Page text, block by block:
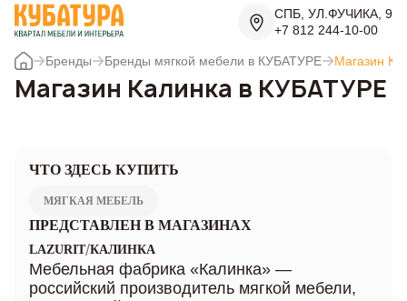
СПБ, УЛ.ФУЧИКА, 9
+7 812 244-10-00
Бренды Бренды мягкой мебели в КУБАТУРЕ Магазин
Магазин Калинка в КУБАТУРЕ
ЧТО ЗДЕСЬ КУПИТЬ
МЯГКАЯ МЕБЕЛЬ
ПРЕДСТАВЛЕН В МАГАЗИНАХ
LAZURIT/КАЛИНКА
Мебельная фабрика «Калинка» —
российский производитель мягкой мебели,